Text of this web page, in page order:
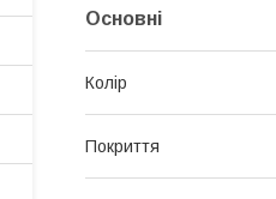
Основні
Колір
Покриття